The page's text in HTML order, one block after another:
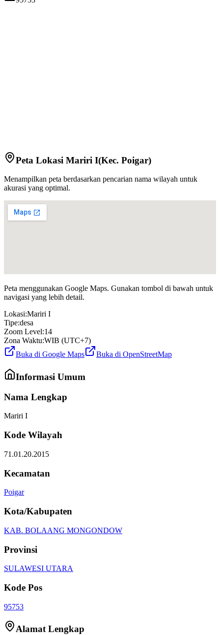
Peta Lokasi Mariri I(Kec. Poigar)
Menampilkan peta berdasarkan pencarian nama wilayah untuk
akurasi yang optimal.
Peta menggunakan Google Maps. Gunakan tombol di bawah untuk
navigasi yang lebih detail.
Lokasi:Mariri I
Tipe:desa
Zoom Level:14
Zona Waktu:WIB (UTC+7)
Buka di Google Maps
Buka di OpenStreetMap
Informasi Umum
Nama Lengkap
Mariri I
Kode Wilayah
71.01.20.2015
Kecamatan
Poigar
Kota/Kabupaten
KAB. BOLAANG MONGONDOW
Provinsi
SULAWESI UTARA
Kode Pos
95753
Alamat Lengkap